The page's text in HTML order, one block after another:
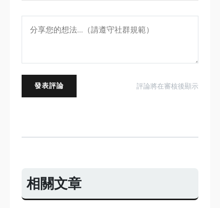
發表評論 評論將在審核後顯示
相關文章